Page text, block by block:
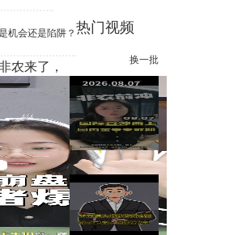
机会还是陷阱？ 热门视频
换一批
农来了，
注意
倒计时阶